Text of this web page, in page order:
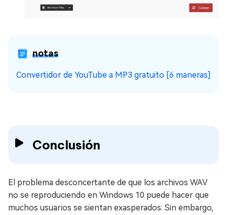
notas
Convertidor de YouTube a MP3 gratuito [6 maneras]
Conclusión
El problema desconcertante de que los archivos WAV
no se reproduciendo en Windows 10 puede hacer que
muchos usuarios se sientan exasperados. Sin embargo,